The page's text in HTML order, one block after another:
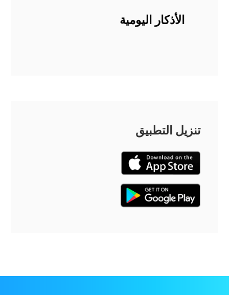
الأذكار اليومية
تنزيل التطبيق